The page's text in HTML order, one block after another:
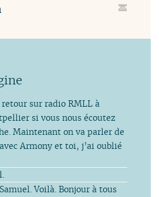
retour sur radio RMLL à
si vous nous écoutez
Maintenant on va parler de
Armony et toi, j’ai oublié
Voilà. Bonjour à tous